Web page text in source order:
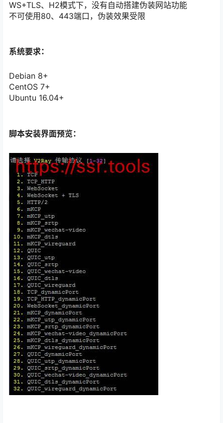
WS+TLS、H2模式下，没有自动搭建伪装网站功能
不可使用80、443端口，伪装效果受限
系统要求：
Debian 8+
CentOS 7+
Ubuntu 16.04+
脚本安装界面预览：